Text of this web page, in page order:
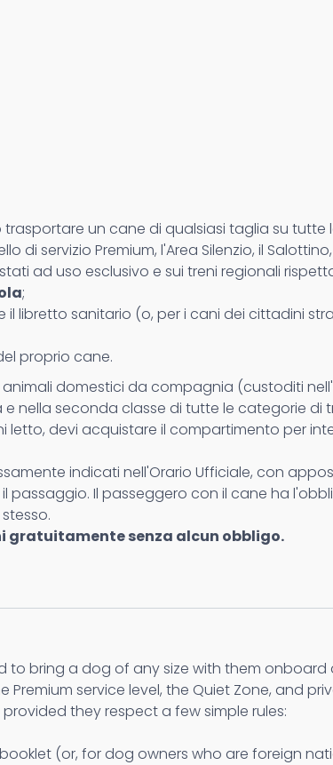
un cane di qualsiasi taglia su tutte
di servizio Premium, l'Area Silenzio, il
ad uso esclusivo e sui treni regionali
;
il libretto sanitario (o, per i cani dei cittadini
proprio cane.
domestici da compagnia (custoditi
nella seconda classe di tutte le categorie di
letto, devi acquistare il compartimento per
indicati nell'Orario Ufficiale, con
Il passeggero con il cane ha
gratuitamente senza alcun obbligo.
bring a dog of any size with them
Premium service level, the Quiet Zone, and
they respect a few simple rules:
(or, for dog owners who are foreign